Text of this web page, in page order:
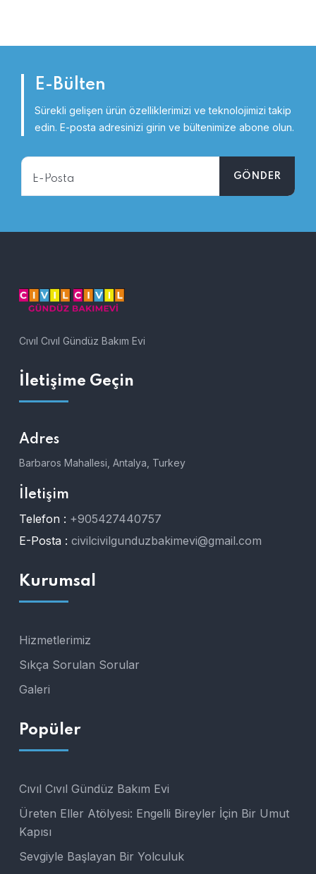
E-Bülten
Sürekli gelişen ürün özelliklerimizi ve teknolojimizi takip
edin. E-posta adresinizi girin ve bültenimize abone olun.
Cıvıl Cıvıl Gündüz Bakım Evi
İletişime Geçin
Adres
Barbaros Mahallesi, Antalya, Turkey
İletişim
Telefon : +905427440757
E-Posta : civilcivilgunduzbakimevi@gmail.com
Kurumsal
Hizmetlerimiz
Sıkça Sorulan Sorular
Galeri
Popüler
Cıvıl Cıvıl Gündüz Bakım Evi
Üreten Eller Atölyesi: Engelli Bireyler İçin Bir Umut
Kapısı
Sevgiyle Başlayan Bir Yolculuk